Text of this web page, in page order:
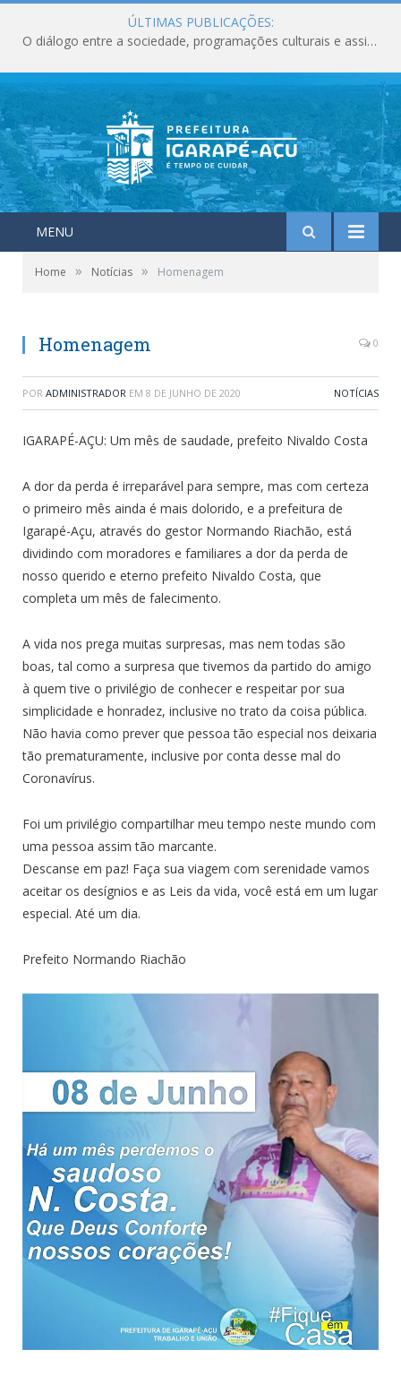
ÚLTIMAS PUBLICAÇÕES:
O diálogo entre a sociedade, programações culturais e assistência social deixam marcos importantes para o município em junho.
MENU
Home » Notícias » Homenagem
Homenagem 0
POR ADMINISTRADOR EM 8 DE JUNHO DE 2020 NOTÍCIAS
IGARAPÉ-AÇU: Um mês de saudade, prefeito Nivaldo Costa
A dor da perda é irreparável para sempre, mas com certeza
o primeiro mês ainda é mais dolorido, e a prefeitura de
Igarapé-Açu, através do gestor Normando Riachão, está
dividindo com moradores e familiares a dor da perda de
nosso querido e eterno prefeito Nivaldo Costa, que
completa um mês de falecimento.
A vida nos prega muitas surpresas, mas nem todas são
boas, tal como a surpresa que tivemos da partido do amigo
à quem tive o privilégio de conhecer e respeitar por sua
simplicidade e honradez, inclusive no trato da coisa pública.
Não havia como prever que pessoa tão especial nos deixaria
tão prematuramente, inclusive por conta desse mal do
Coronavírus.
Foi um privilégio compartilhar meu tempo neste mundo com
uma pessoa assim tão marcante.
Descanse em paz! Faça sua viagem com serenidade vamos
aceitar os desígnios e as Leis da vida, você está em um lugar
especial. Até um dia.
Prefeito Normando Riachão